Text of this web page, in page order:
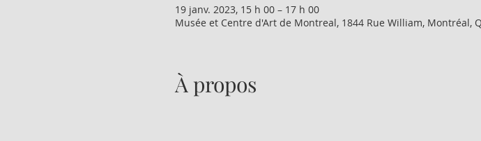
19 janv. 2023, 15 h 00 – 17 h 00
Musée et Centre d'Art de Montreal, 1844 Rue William, Montréal,
À propos